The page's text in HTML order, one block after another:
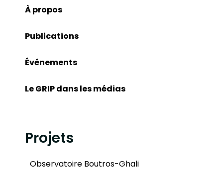
À propos
Publications
Événements
Le GRIP dans les médias
Projets
Observatoire Boutros-Ghali